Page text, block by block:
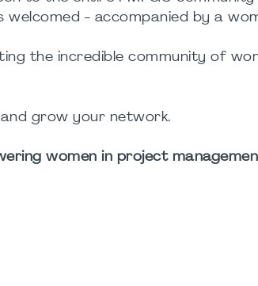
welcomed - accompanied by a
the incredible community of
grow your network.
women in project